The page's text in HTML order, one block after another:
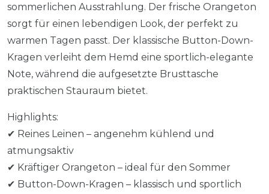
sommerlichen Ausstrahlung. Der frische Orangeton
sorgt für einen lebendigen Look, der perfekt zu
warmen Tagen passt. Der klassische Button-Down-
Kragen verleiht dem Hemd eine sportlich-elegante
Note, während die aufgesetzte Brusttasche
praktischen Stauraum bietet.
Highlights:
✔ Reines Leinen – angenehm kühlend und
atmungsaktiv
✔ Kräftiger Orangeton – ideal für den Sommer
✔ Button-Down-Kragen – klassisch und sportlich